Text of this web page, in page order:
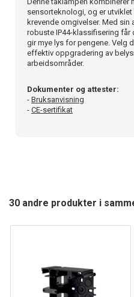
sensorteknologi, og er
krevende omgivelser. Med
robuste IP44-klassifisering
gir mye lys for pengene. Velg
effektiv oppgradering av
arbeidsområder.
Dokumenter og attester:
- Bruksanvisning
- CE-sertifikat
30 andre produkter i